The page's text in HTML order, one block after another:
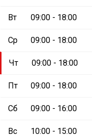
Вт 09:00 - 18:00
Ср 09:00 - 18:00
Чт 09:00 - 18:00
Пт 09:00 - 18:00
Сб 09:00 - 16:00
Вс 10:00 - 15:00